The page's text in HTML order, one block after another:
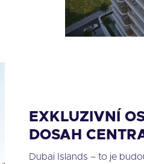
EXKLUZIVNÍ
DOSAH
Dubai Islands – to je